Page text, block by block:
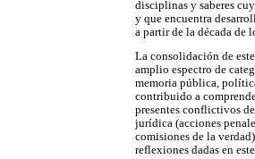
disciplinas y saberes
y que encuentra
a partir de la década de
La consolidación de
amplio espectro de
memoria pública,
contribuido a
presentes conflictivos
jurídica (acciones
comisiones de la
reflexiones dadas en